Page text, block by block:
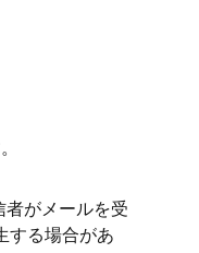
がメールを受
する場合があ